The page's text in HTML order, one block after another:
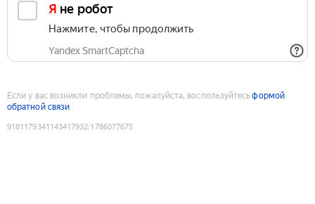
Я не робот
Нажмите, чтобы продолжить
Yandex SmartCaptcha
Если у вас возникли проблемы, пожалуйста, воспользуйтесьформой
обратной связи
9181179341143417932:1786077675